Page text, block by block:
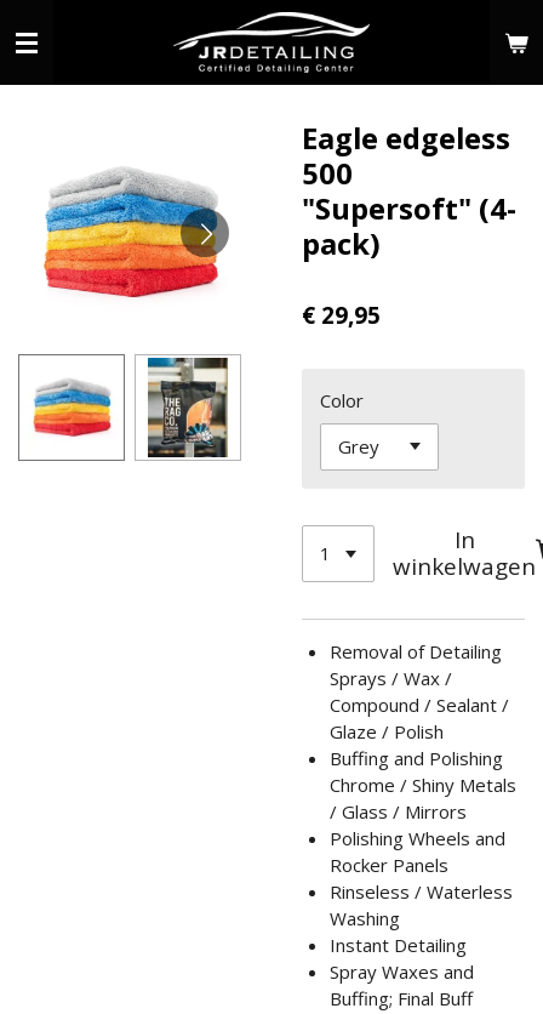
direct
Eagle edgeless
500
"Supersoft" (4-
pack)
€ 29,95
Color
In
winkelwagen
Removal of Detailing
Sprays / Wax /
Compound / Sealant /
Glaze / Polish
Buffing and Polishing
Chrome / Shiny Metals
/ Glass / Mirrors
Polishing Wheels and
Rocker Panels
Rinseless / Waterless
Washing
Instant Detailing
Spray Waxes and
Buffing; Final Buff